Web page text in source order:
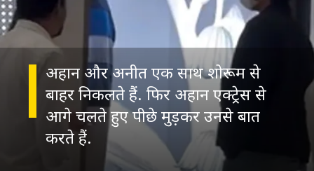
अहान और अनीत एक साथ शोरूम से
बाहर निकलते हैं. फिर अहान एक्ट्रेस से
आगे चलते हुए पीछे मुड़कर उनसे बात
करते हैं.